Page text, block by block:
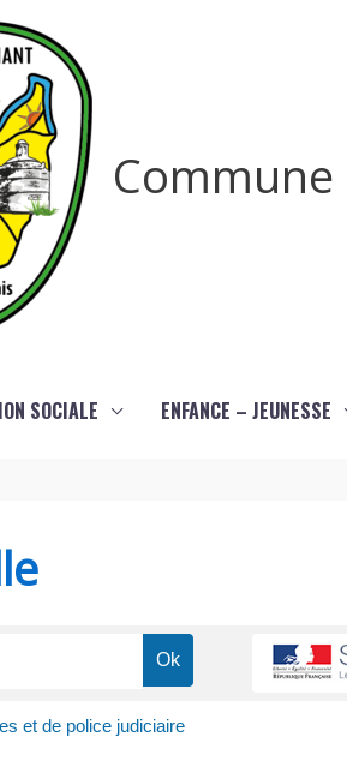
SOCIALE ENFANCE – JEUNESSE
et de police judiciaire